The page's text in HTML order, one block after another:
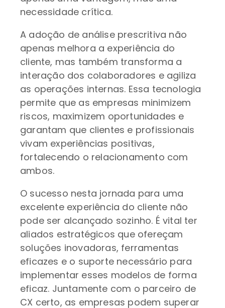
necessidade crítica.
A adoção de análise prescritiva não
apenas melhora a experiência do
cliente, mas também transforma a
interação dos colaboradores e agiliza
as operações internas. Essa tecnologia
permite que as empresas minimizem
riscos, maximizem oportunidades e
garantam que clientes e profissionais
vivam experiências positivas,
fortalecendo o relacionamento com
ambos.
O sucesso nesta jornada para uma
excelente experiência do cliente não
pode ser alcançado sozinho. É vital ter
aliados estratégicos que ofereçam
soluções inovadoras, ferramentas
eficazes e o suporte necessário para
implementar esses modelos de forma
eficaz. Juntamente com o parceiro de
CX certo, as empresas podem superar